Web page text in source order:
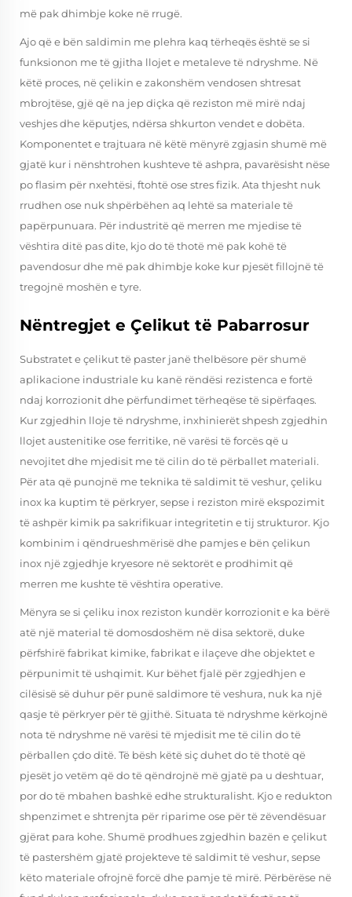
më pak dhimbje koke në rrugë.
Ajo që e bën saldimin me plehra kaq tërheqës është se si
funksionon me të gjitha llojet e metaleve të ndryshme. Në
këtë proces, në çelikin e zakonshëm vendosen shtresat
mbrojtëse, gjë që na jep diçka që reziston më mirë ndaj
veshjes dhe këputjes, ndërsa shkurton vendet e dobëta.
Komponentet e trajtuara në këtë mënyrë zgjasin shumë më
gjatë kur i nënshtrohen kushteve të ashpra, pavarësisht nëse
po flasim për nxehtësi, ftohtë ose stres fizik. Ata thjesht nuk
rrudhen ose nuk shpërbëhen aq lehtë sa materiale të
papërpunuara. Për industritë që merren me mjedise të
vështira ditë pas dite, kjo do të thotë më pak kohë të
pavendosur dhe më pak dhimbje koke kur pjesët fillojnë të
tregojnë moshën e tyre.
Nëntregjet e Çelikut të Pabarrosur
Substratet e çelikut të paster janë thelbësore për shumë
aplikacione industriale ku kanë rëndësi rezistenca e fortë
ndaj korrozionit dhe përfundimet tërheqëse të sipërfaqes.
Kur zgjedhin lloje të ndryshme, inxhinierët shpesh zgjedhin
llojet austenitike ose ferritike, në varësi të forcës që u
nevojitet dhe mjedisit me të cilin do të përballet materiali.
Për ata që punojnë me teknika të saldimit të veshur, çeliku
inox ka kuptim të përkryer, sepse i reziston mirë ekspozimit
të ashpër kimik pa sakrifikuar integritetin e tij strukturor. Kjo
kombinim i qëndrueshmërisë dhe pamjes e bën çelikun
inox një zgjedhje kryesore në sektorët e prodhimit që
merren me kushte të vështira operative.
Mënyra se si çeliku inox reziston kundër korrozionit e ka bërë
atë një material të domosdoshëm në disa sektorë, duke
përfshirë fabrikat kimike, fabrikat e ilaçeve dhe objektet e
përpunimit të ushqimit. Kur bëhet fjalë për zgjedhjen e
cilësisë së duhur për punë saldimore të veshura, nuk ka një
qasje të përkryer për të gjithë. Situata të ndryshme kërkojnë
nota të ndryshme në varësi të mjedisit me të cilin do të
përballen çdo ditë. Të bësh këtë siç duhet do të thotë që
pjesët jo vetëm që do të qëndrojnë më gjatë pa u deshtuar,
por do të mbahen bashkë edhe strukturalisht. Kjo e redukton
shpenzimet e shtrenjta për riparime ose për të zëvendësuar
gjërat para kohe. Shumë prodhues zgjedhin bazën e çelikut
të pastershëm gjatë projekteve të saldimit të veshur, sepse
këto materiale ofrojnë forcë dhe pamje të mirë. Përbërëse në